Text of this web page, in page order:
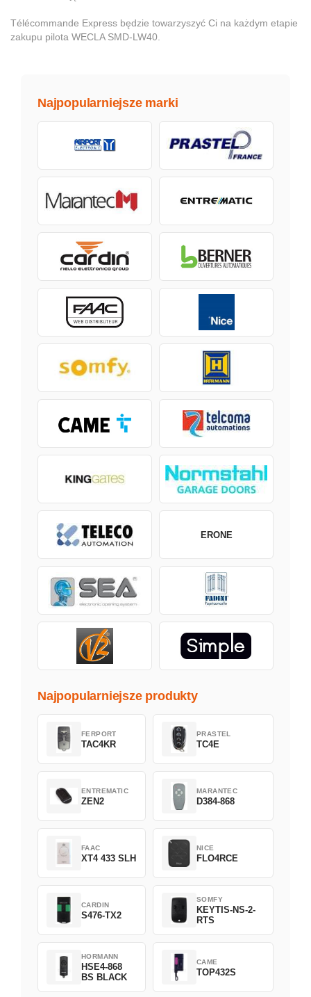
Télécommande Express będzie towarzyszyć Ci na każdym etapie
zakupu pilota WECLA SMD-LW40.
Najpopularniejsze marki
ERONE
Najpopularniejsze produkty
FERPORT
TAC4KR
PRASTEL
TC4E
ENTREMATIC
ZEN2
MARANTEC
D384-868
FAAC
XT4 433 SLH
NICE
FLO4RCE
CARDIN
S476-TX2
SOMFY
KEYTIS-NS-2-
RTS
HORMANN
HSE4-868
BS BLACK
CAME
TOP432S